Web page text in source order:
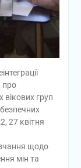
про
вікових груп
27 квітня
щодо
мін та